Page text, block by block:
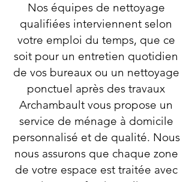
Nos équipes de nettoyage
qualifiées interviennent selon
votre emploi du temps, que ce
soit pour un entretien quotidien
de vos bureaux ou un nettoyage
ponctuel après des travaux
Archambault vous propose un
service de ménage à domicile
personnalisé et de qualité. Nous
nous assurons que chaque zone
de votre espace est traitée avec